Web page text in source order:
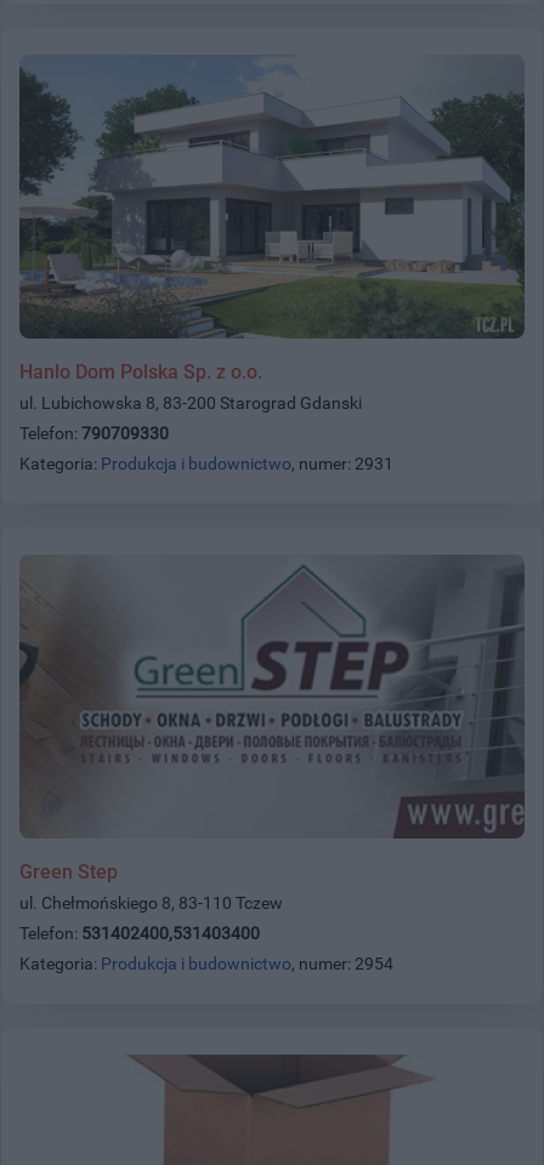
Hanlo Dom Polska Sp. z o.o.
ul. Lubichowska 8, 83-200 Starograd Gdanski
Telefon: 790709330
Kategoria: Produkcja i budownictwo, numer: 2931
Green Step
ul. Chełmońskiego 8, 83-110 Tczew
Telefon: 531402400,531403400
Kategoria: Produkcja i budownictwo, numer: 2954